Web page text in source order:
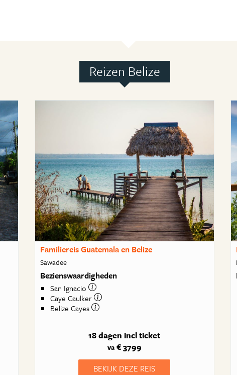
Reizen Belize
Familiereis Guatemala en Belize
Sawadee
Bezienswaardigheden
San Ignacio
Caye Caulker
Belize Cayes
18 dagen incl ticket
va€ 3799
BEKIJK DEZE REIS